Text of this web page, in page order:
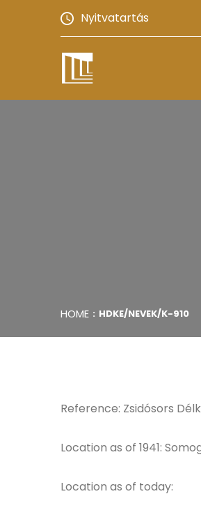
Nyitvatartás
HOME HDKE/NEVEK/K-910
Reference: Zsidósors
Location as of 1941:
Location as of today: